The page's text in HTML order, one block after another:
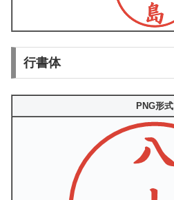
行書体
PNG形式